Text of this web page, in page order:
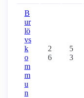
B
ur
lö
vs
k
o
m
m
u
n
2
6
5
3